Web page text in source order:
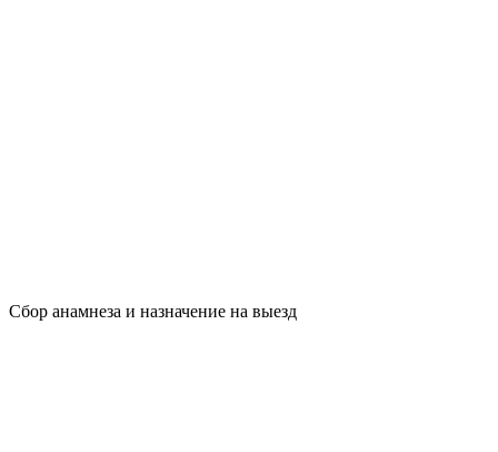
Сбор анамнеза и назначение на выезд